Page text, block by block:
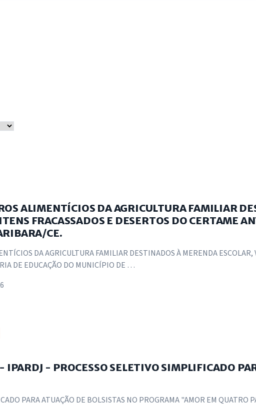
ALIMENTÍCIOS DA AGRICULTURA FAMILIAR
FRACASSADOS E DESERTOS DO CERTAME
CE.
DA AGRICULTURA FAMILIAR DESTINADOS À MERENDA
DE EDUCAÇÃO DO MUNICÍPIO DE …
- PROCESSO SELETIVO SIMPLIFICADO
PARA ATUAÇÃO DE BOLSISTAS NO PROGRAMA "AMOR EM QUATRO